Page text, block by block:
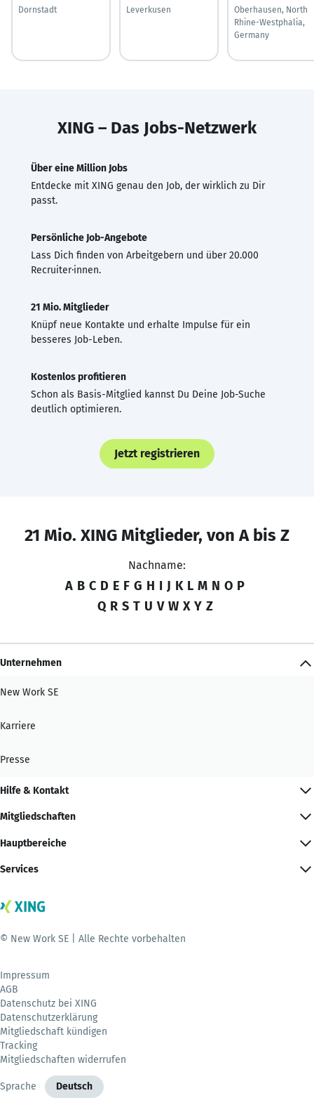
Dornstadt
Leverkusen
Oberhausen, North
Rhine-Westphalia,
Germany
XING – Das Jobs-Netzwerk
Über eine Million Jobs
Entdecke mit XING genau den Job, der wirklich zu Dir
passt.
Persönliche Job-Angebote
Lass Dich finden von Arbeitgebern und über 20.000
Recruiter·innen.
21 Mio. Mitglieder
Knüpf neue Kontakte und erhalte Impulse für ein
besseres Job-Leben.
Kostenlos profitieren
Schon als Basis-Mitglied kannst Du Deine Job-Suche
deutlich optimieren.
Jetzt registrieren
21 Mio. XING Mitglieder, von A bis Z
Nachname:
A B C D E F G H I J K L M N O P
Q R S T U V W X Y Z
Unternehmen
New Work SE
Karriere
Presse
Hilfe & Kontakt
Mitgliedschaften
Hauptbereiche
Services
© New Work SE | Alle Rechte vorbehalten
Impressum
AGB
Datenschutz bei XING
Datenschutzerklärung
Mitgliedschaft kündigen
Tracking
Mitgliedschaften widerrufen
Sprache Deutsch